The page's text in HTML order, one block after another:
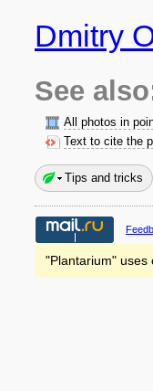
Dmitry
See
All photos in
Text to cite the
Tips and tricks
"Plantarium" uses